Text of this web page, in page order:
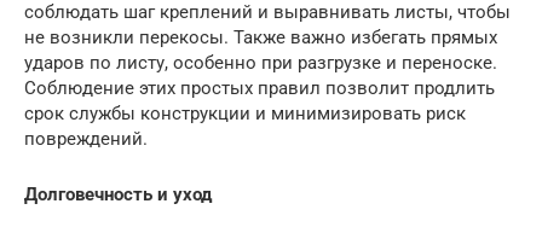
соблюдать шаг креплений и выравнивать листы, чтобы
не возникли перекосы. Также важно избегать прямых
ударов по листу, особенно при разгрузке и переноске.
Соблюдение этих простых правил позволит продлить
срок службы конструкции и минимизировать риск
повреждений.
Долговечность и уход